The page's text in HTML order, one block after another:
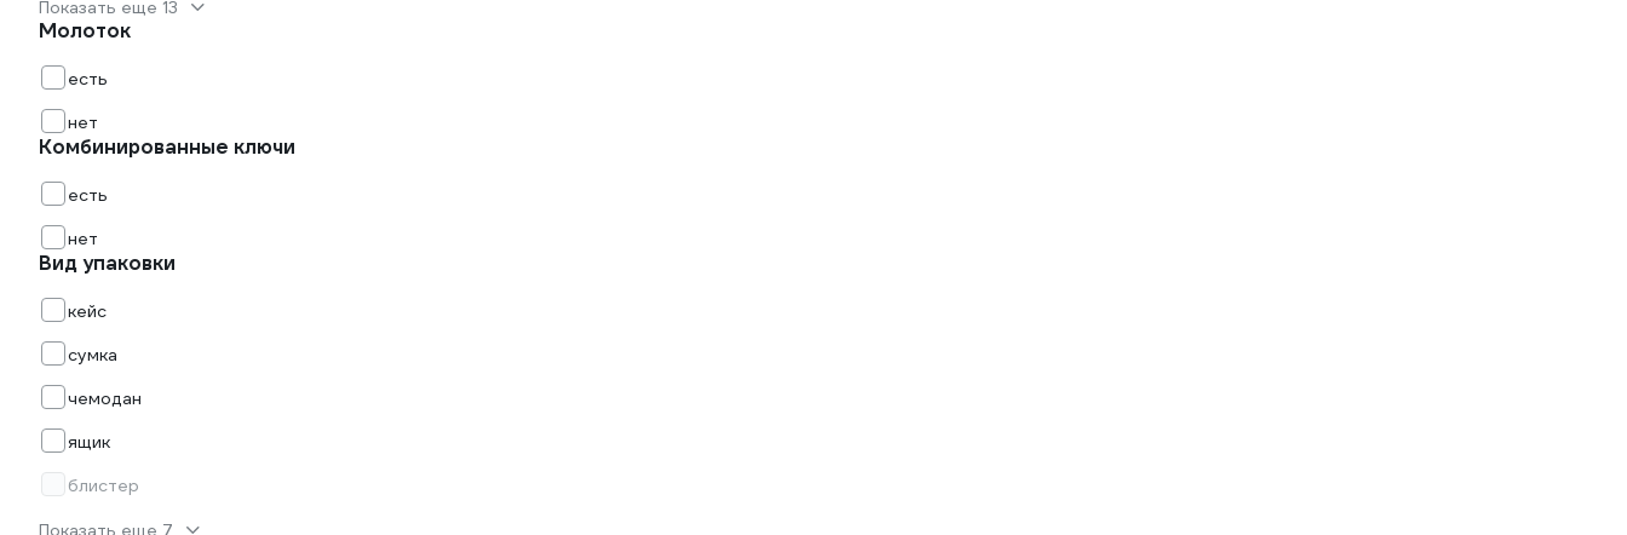
Показать еще 13
Молоток
есть
нет
Комбинированные ключи
есть
нет
Вид упаковки
кейс
сумка
чемодан
ящик
блистер
Показать еще 7